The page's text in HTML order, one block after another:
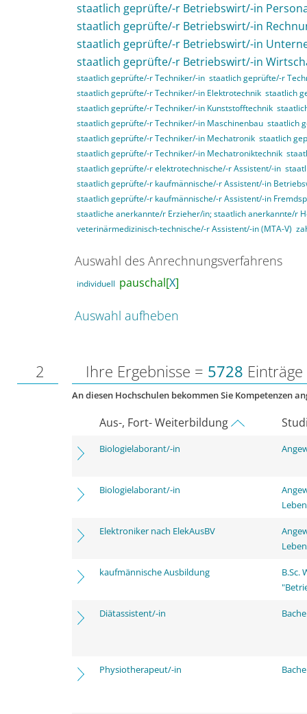
staatlich geprüfte/-r Betriebswirt/-in
staatlich geprüfte/-r Betriebswirt/-in
staatlich geprüfte/-r Betriebswirt/-in
staatlich geprüfte/-r Betriebswirt/-in
staatlich geprüfte/-r Techniker/-in staatlich geprüfte/-r
staatlich geprüfte/-r Techniker/-in Elektrotechnik staatlich
staatlich geprüfte/-r Techniker/-in Kunststofftechnik
staatlich geprüfte/-r Techniker/-in Maschinenbau staatlich
staatlich geprüfte/-r Techniker/-in Mechatronik staatlich
staatlich geprüfte/-r Techniker/-in Mechatroniktechnik
staatlich geprüfte/-r elektrotechnische/-r Assistent/-in
staatlich geprüfte/-r kaufmännische/-r Assistent/-in
staatlich geprüfte/-r kaufmännische/-r Assistent/-in
staatliche anerkannte/r Erzieher/in; staatlich anerkannte/r
veterinärmedizinisch-technische/-r Assistent/-in (MTA-V)
Auswahl des Anrechnungsverfahrens
individuell pauschal[X]
Auswahl aufheben
2 Ihre Ergebnisse = 5728 Einträge
An diesen Hochschulen bekommen Sie Kompetenzen
Aus-, Fort- Weiterbildung
Biologielaborant/-in
Biologielaborant/-in
Elektroniker nach ElekAusBV
kaufmännische Ausbildung
B.Sc.
Diätassistent/-in
Physiotherapeut/-in